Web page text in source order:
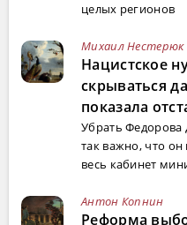
целых регионов
Михаил Нестерюк
Нацистское
скрываться
показала
Убрать Федорова
так важно, что он
весь кабинет
Антон Копнин
Реформа